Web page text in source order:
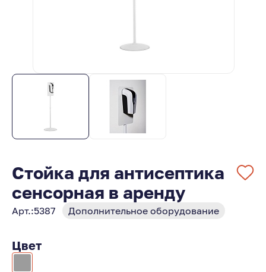
Стойка для антисептика
сенсорная в аренду
Арт.:5387 Дополнительное оборудование
Цвет